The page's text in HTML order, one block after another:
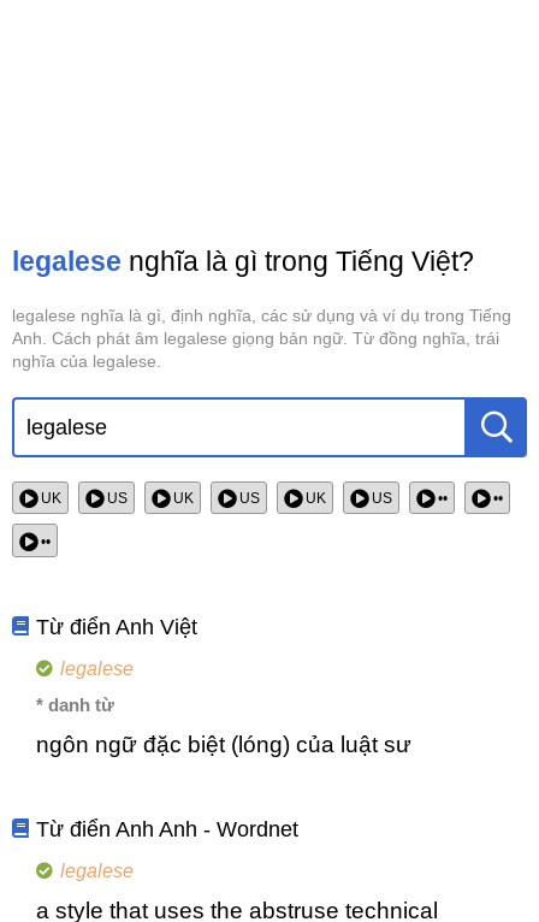
legalese nghĩa là gì trong Tiếng Việt?
legalese nghĩa là gì, định nghĩa, các sử dụng và ví dụ trong Tiếng
Anh. Cách phát âm legalese giọng bản ngữ. Từ đồng nghĩa, trái
nghĩa của legalese.
UK US UK US UK US •• ••
••
Từ điển Anh Việt
legalese
* danh từ
ngôn ngữ đặc biệt (lóng) của luật sư
Từ điển Anh Anh - Wordnet
legalese
a style that uses the abstruse technical